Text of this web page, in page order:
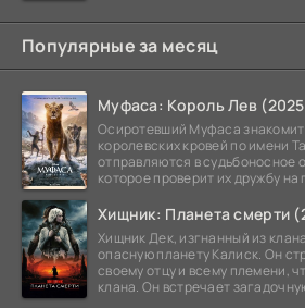
Популярные за месяц
Муфаса: Король Лев
Осиротевший Муфаса
королевских кровей по имени
отправляются в судьбоносное
которое проверит их дружбу на
Хищник: Планета смерти
Хищник Дек, изгнанный из
опасную планету Калиск. Он
своему отцу и всему племени,
клана. Он встречает